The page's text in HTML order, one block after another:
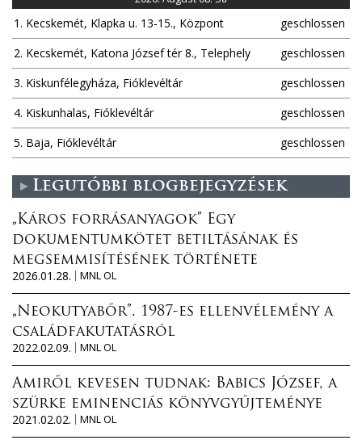
1. Kecskemét, Klapka u. 13-15., Központ
geschlossen
2. Kecskemét, Katona József tér 8., Telephely
geschlossen
3. Kiskunfélegyháza, Fióklevéltár
geschlossen
4. Kiskunhalas, Fióklevéltár
geschlossen
5. Baja, Fióklevéltár
geschlossen
Legutóbbi blogbejegyzések
„Káros forrásanyagok” Egy
dokumentumkötet betiltásának és
megsemmisítésének története
2026.01.28.
MNL OL
„Neokutyabőr”. 1987-es ellenvélemény a
családfakutatásról
2022.02.09.
MNL OL
Amiről kevesen tudnak: Babics József, a
szürke eminenciás könyvgyűjteménye
2021.02.02.
MNL OL